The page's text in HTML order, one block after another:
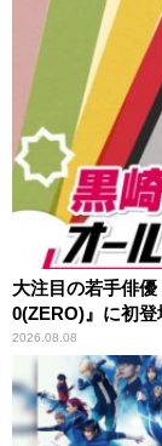
大注目の若手俳
0(ZERO)』に初登
2026.08.08